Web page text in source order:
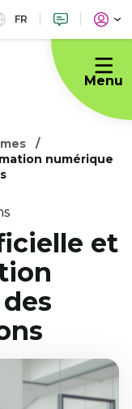
FR
Menu
numérique
et